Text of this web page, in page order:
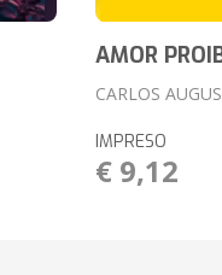
AMOR
CARLOS
IMPRESO
€ 9,12